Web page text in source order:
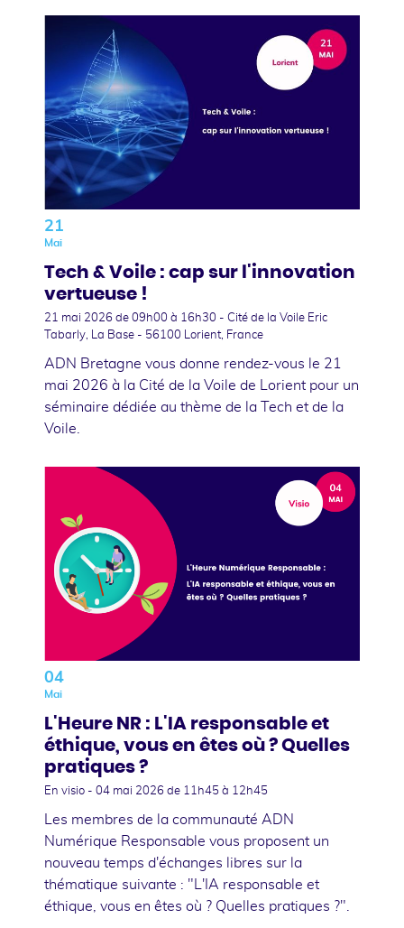
21
Mai
Tech & Voile : cap sur l'innovation
vertueuse !
21 mai 2026 de 09h00 à 16h30 - Cité de la Voile Eric
Tabarly, La Base - 56100 Lorient, France
ADN Bretagne vous donne rendez-vous le 21
mai 2026 à la Cité de la Voile de Lorient pour un
séminaire dédiée au thème de la Tech et de la
Voile.
04
Mai
L'Heure NR : L'IA responsable et
éthique, vous en êtes où ? Quelles
pratiques ?
En visio - 04 mai 2026 de 11h45 à 12h45
Les membres de la communauté ADN
Numérique Responsable vous proposent un
nouveau temps d'échanges libres sur la
thématique suivante : "L'IA responsable et
éthique, vous en êtes où ? Quelles pratiques ?".